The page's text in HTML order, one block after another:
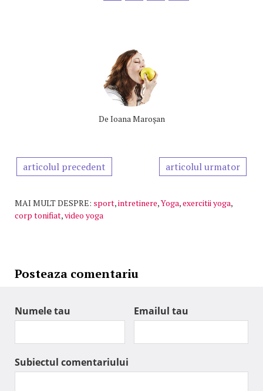
De Ioana Maroşan
articolul precedent articolul urmator
MAI MULT DESPRE: sport,intretinere,Yoga,exercitii yoga,
corp tonifiat,video yoga
Posteaza comentariu
Numele tau Emailul tau
Subiectul comentariului